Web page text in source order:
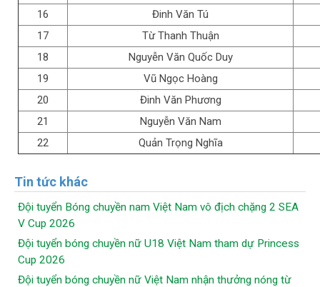
16
Đinh Văn Tú
17
Từ Thanh Thuận
18
Nguyễn Văn Quốc Duy
19
Vũ Ngọc Hoàng
20
Đinh Văn Phương
21
Nguyễn Văn Nam
22
Quản Trọng Nghĩa
Tin tức khác
Đội tuyển Bóng chuyền nam Việt Nam vô địch chặng 2 SEA
V Cup 2026
Đội tuyển bóng chuyền nữ U18 Việt Nam tham dự Princess
Cup 2026
Đội tuyển bóng chuyền nữ Việt Nam nhận thưởng nóng từ